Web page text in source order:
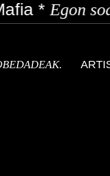
*Egon